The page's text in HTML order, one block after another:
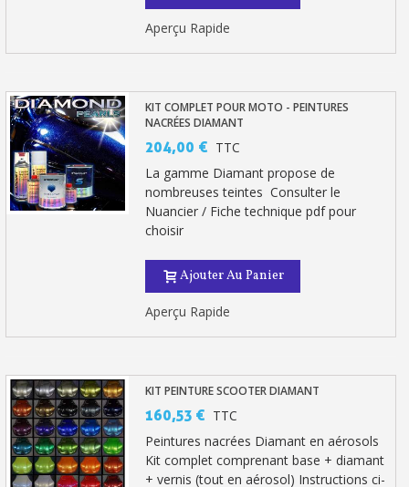
Aperçu Rapide
KIT COMPLET POUR MOTO - PEINTURES
NACRÉES DIAMANT
204,00 € TTC
La gamme Diamant propose de
nombreuses teintes Consulter le
Nuancier / Fiche technique pdf pour
choisir
Ajouter Au Panier
Aperçu Rapide
KIT PEINTURE SCOOTER DIAMANT
160,53 € TTC
Peintures nacrées Diamant en aérosols
Kit complet comprenant base + diamant
+ vernis (tout en aérosol) Instructions ci-